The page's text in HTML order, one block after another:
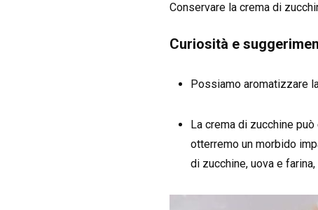
Conservare la crema di
Curiosità e
Possiamo aromatizzare
La crema di zucchine
otterremo un morbido
di zucchine, uova e